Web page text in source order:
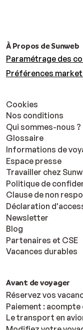
À Propos de Sunweb
Paramétrage des
Préférences
Cookies
Nos conditions
Qui sommes-nous ?
Glossaire
Informations de
Espace presse
Travailler chez
Politique de
Clause de non
Déclaration
Newsletter
Blog
Partenaires et CSE
Vacances durables
Avant de voyager
Réservez vos
Paiement : acompte
Le transport en